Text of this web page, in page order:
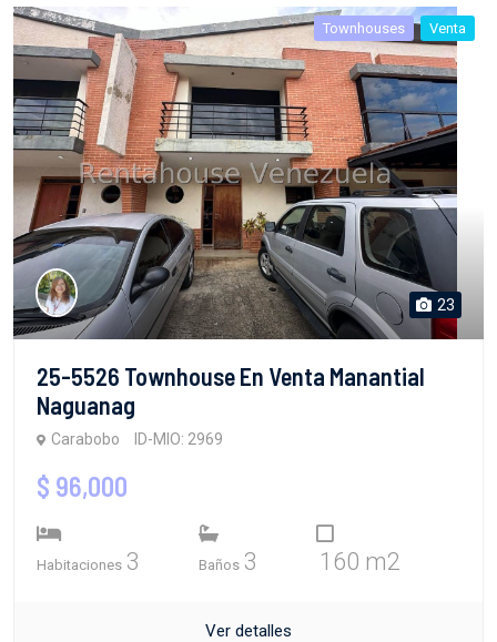
Townhouses Venta
23
25-5526 Townhouse En Venta Manantial
Naguanag
Carabobo ID-MIO: 2969
$ 96,000
Habitaciones 3 Baños 3 160 m2
Ver detalles